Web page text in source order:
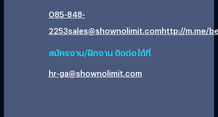
085-848-
2253sales@shownolimit.comhttp://m.me/
สมัครงาน/ฝึกงาน ติดต่อได้ที่
hr-ga@shownolimit.com